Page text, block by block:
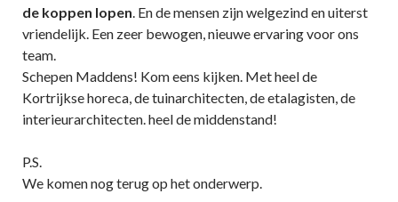
de koppen lopen. En de mensen zijn welgezind en uiterst
vriendelijk. Een zeer bewogen, nieuwe ervaring voor ons
team.
Schepen Maddens! Kom eens kijken. Met heel de
Kortrijkse horeca, de tuinarchitecten, de etalagisten, de
interieurarchitecten. heel de middenstand!
P.S.
We komen nog terug op het onderwerp.